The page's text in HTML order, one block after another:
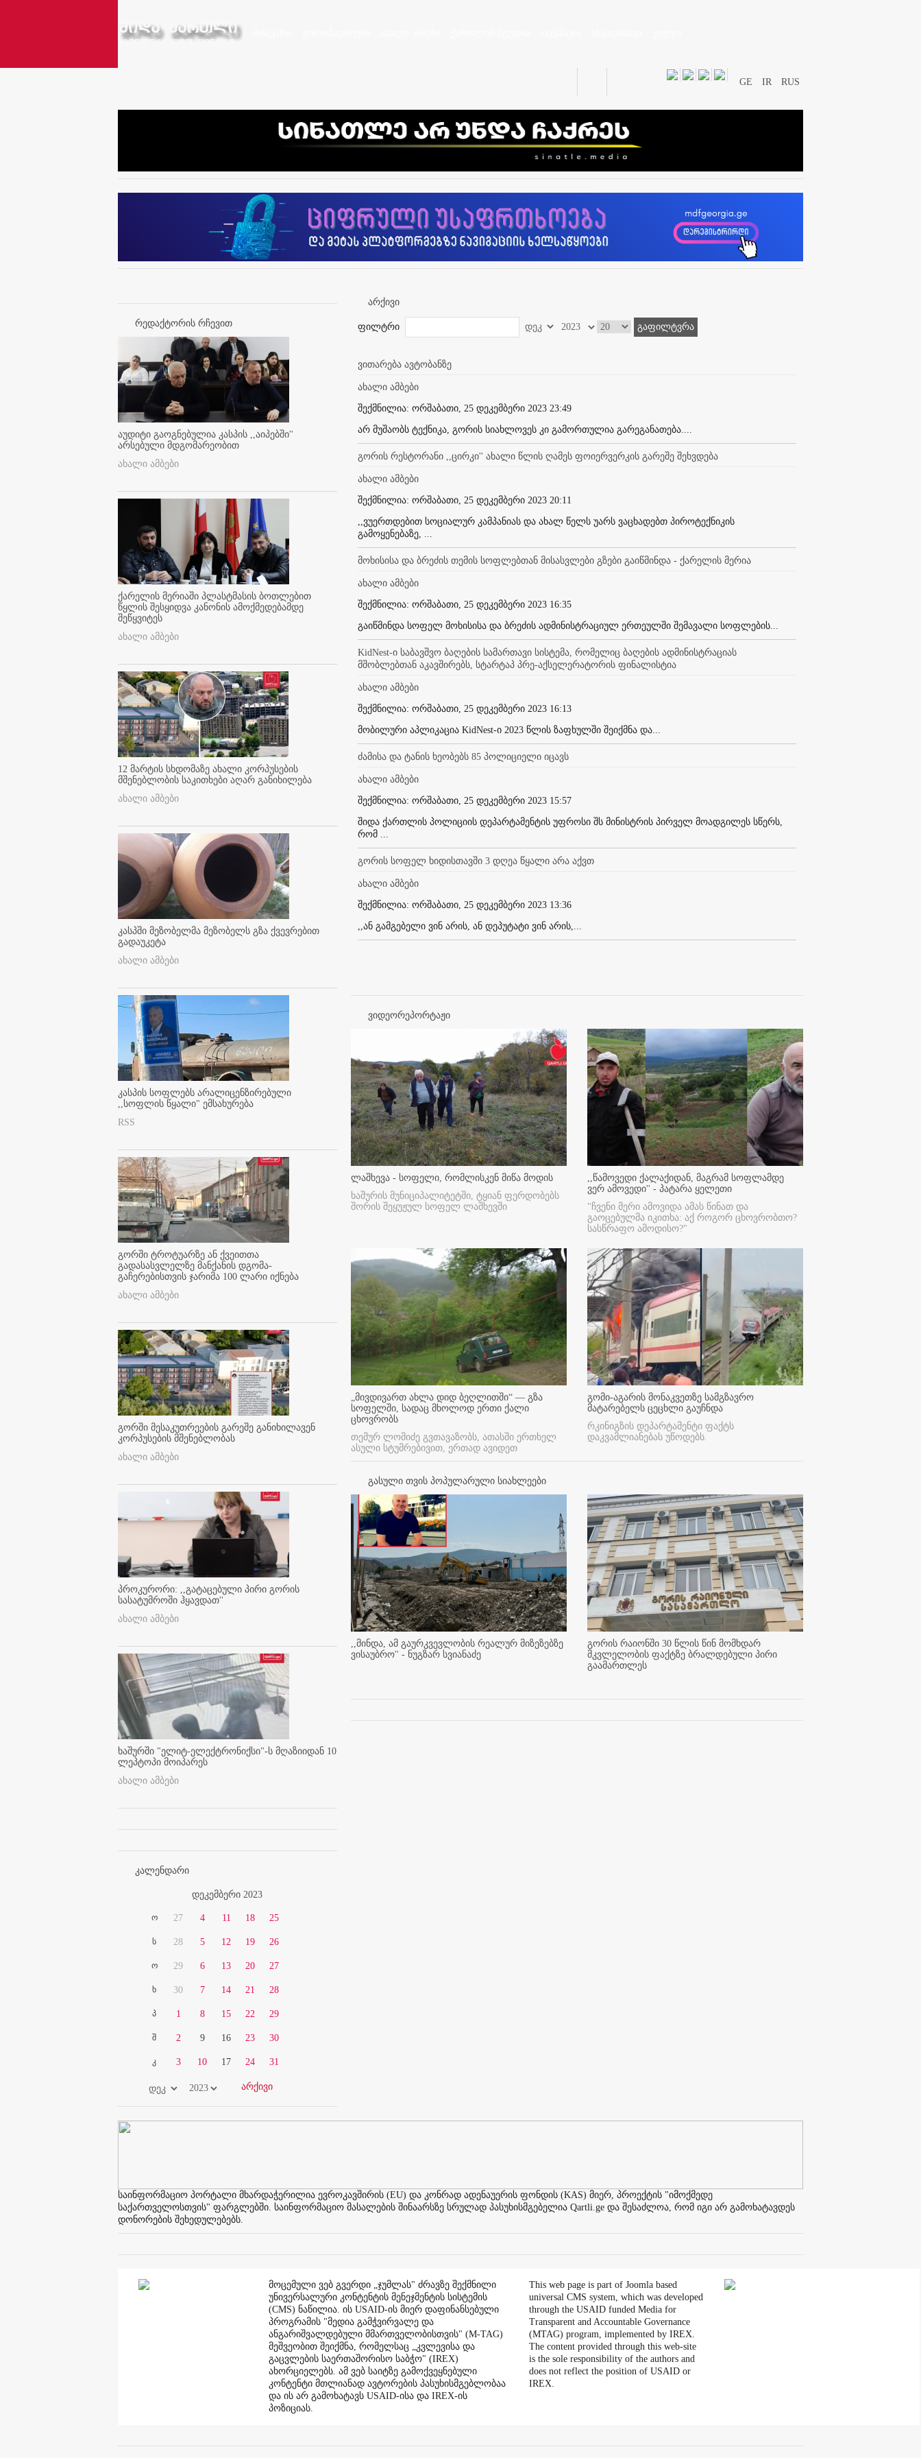
GE IR RUS
რედაქტორის რჩევით
აუდიტი გაოგნებულია კასპის ,,აიპებში''
არსებული მდგომარეობით
ახალი ამბები
ქარელის მერიაში პლასტმასის ბოთლებით
წყლის შესყიდვა კანონის ამოქმედებამდე
შეწყვიტეს
ახალი ამბები
12 მარტის სხდომაზე ახალი კორპუსების
მშენებლობის საკითხები აღარ განიხილება
ახალი ამბები
კასპში მეზობელმა მეზობელს გზა ქვევრებით
გადაუკეტა
ახალი ამბები
კასპის სოფლებს არალიცენზირებული
,,სოფლის წყალი" ემსახურება
RSS
გორში ტროტუარზე ან ქვეითთა
გადასასვლელზე მანქანის დგომა-
გაჩერებისთვის ჯარიმა 100 ლარი იქნება
ახალი ამბები
გორში მესაკუთრეების გარეშე განიხილავენ
კორპუსების მშენებლობას
ახალი ამბები
პროკურორი: ,,გატაცებული პირი გორის
სასატუმროში ჰყავდათ''
ახალი ამბები
ხაშურში "ელიტ-ელექტრონიქსი"-ს მღაზიიდან 10
ლეპტოპი მოიპარეს
ახალი ამბები
კალენდარი
დეკემბერი 2023
ო
ს
ო
ხ
პ
შ
კ
27
28
29
30
1
2
3
4
5
6
7
8
9
10
11
12
13
14
15
16
17
18
19
20
21
22
23
24
25
26
27
28
29
30
31
არქივი
ფილტრი გაფილტვრა
ვითარება ავტობანზე
ახალი ამბები
შექმნილია: ორშაბათი, 25 დეკემბერი 2023 23:49
არ მუშაობს ტექნიკა, გორის სიახლოვეს კი გამორთულია გარეგანათება....
გორის რესტორანი ,,ცირკი'' ახალი წლის ღამეს ფოიერვერკის გარეშე შეხვდება
ახალი ამბები
შექმნილია: ორშაბათი, 25 დეკემბერი 2023 20:11
,,ვუერთდებით სოციალურ კამპანიას და ახალ წელს უარს ვაცხადებთ პიროტექნიკის
გამოყენებაზე, ...
მოხისისა და ბრეძის თემის სოფლებთან მისასვლები გზები გაიწმინდა - ქარელის მერია
ახალი ამბები
შექმნილია: ორშაბათი, 25 დეკემბერი 2023 16:35
გაიწმინდა სოფელ მოხისისა და ბრეძის ადმინისტრაციულ ერთეულში შემავალი სოფლების...
KidNest-ი საბავშვო ბაღების სამართავი სისტემა, რომელიც ბაღების ადმინისტრაციას
მშობლებთან აკავშირებს, სტარტაპ პრე-აქსელერატორის ფინალისტია
ახალი ამბები
შექმნილია: ორშაბათი, 25 დეკემბერი 2023 16:13
მობილური აპლიკაცია KidNest-ი 2023 წლის ზაფხულში შეიქმნა და...
ძამისა და ტანის ხეობებს 85 პოლიციელი იცავს
ახალი ამბები
შექმნილია: ორშაბათი, 25 დეკემბერი 2023 15:57
შიდა ქართლის პოლიციის დეპარტამენტის უფროსი შს მინისტრის პირველ მოადგილეს სწერს,
რომ ...
გორის სოფელ ხიდისთავში 3 დღეა წყალი არა აქვთ
ახალი ამბები
შექმნილია: ორშაბათი, 25 დეკემბერი 2023 13:36
,,ან გამგებელი ვინ არის, ან დეპუტატი ვინ არის,...
ვიდეორეპორტაჟი
ლაშხევა - სოფელი, რომლისკენ მიწა მოდის
ხაშურის მუნიციპალიტეტში, ტყიან ფერდობებს
შორის შეყუჟულ სოფელ ლაშხევში
,,წამოვედი ქალაქიდან, მაგრამ სოფლამდე
ვერ ამოვედი'' - პატარა ყელეთი
"ჩვენი მერი ამოვიდა ამას წინათ და
გაოცებულმა იკითხა: აქ როგორ ცხოვრობთო?
სასწრაფო ამოდისო?"
„მივდივართ ახლა დიდ ბეღლითში“ — გზა
სოფელში, სადაც მხოლოდ ერთი ქალი
ცხოვრობს
თემურ ლომიძე გვთავაზობს, ათასში ერთხელ
ასული სტუმრებივით, ერთად ავიდეთ
გომი-აგარის მონაკვეთზე სამგზავრო
მატარებელს ცეცხლი გაუჩნდა
რკინიგზის დეპარტამენტი ფაქტს
დაკვამლიანებას უწოდებს.
გასული თვის პოპულარული სიახლეები
,,მინდა, ამ გაურკვევლობის რეალურ მიზეზებზე
ვისაუბრო'' - ნუგზარ სვიანაძე
გორის რაიონში 30 წლის წინ მომხდარ
მკვლელობის ფაქტზე ბრალდებული პირი
გაამართლეს
საინფორმაციო პორტალი მხარდაჭერილია ევროკავშირის (EU) და კონრად ადენაუერის ფონდის (KAS) მიერ, პროექტის "იმოქმედე
საქართველოსთვის" ფარგლებში. საინფორმაციო მასალების შინაარსზე სრულად პასუხისმგებელია Qartli.ge და შესაძლოა, რომ იგი არ გამოხატავდეს
დონორების შეხედულებებს.
მოცემული ვებ გვერდი „ჯუმლას" ძრავზე შექმნილი
უნივერსალური კონტენტის მენეჯმენტის სისტემის
(CMS) ნაწილია. ის USAID-ის მიერ დაფინანსებული
პროგრამის "მედია გამჭვირვალე და
ანგარიშვალდებული მმართველობისთვის" (M-TAG)
მეშვეობით შეიქმნა, რომელსაც „კვლევისა და
გაცვლების საერთაშორისო საბჭო" (IREX)
ახორციელებს. ამ ვებ საიტზე გამოქვეყნებული
კონტენტი მთლიანად ავტორების პასუხისმგებლობაა
და ის არ გამოხატავს USAID-ისა და IREX-ის
პოზიციას.
This web page is part of Joomla based
universal CMS system, which was developed
through the USAID funded Media for
Transparent and Accountable Governance
(MTAG) program, implemented by IREX.
The content provided through this web-site
is the sole responsibility of the authors and
does not reflect the position of USAID or
IREX.